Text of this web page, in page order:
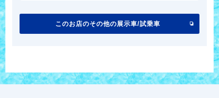
このお店のその他の展示車/試乗車